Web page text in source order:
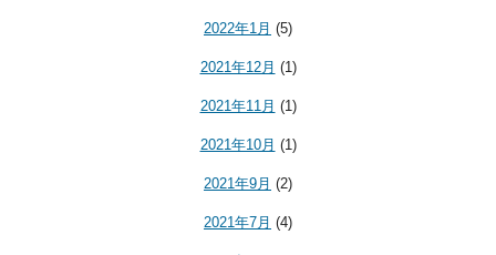
2022年1月 (5)
2021年12月 (1)
2021年11月 (1)
2021年10月 (1)
2021年9月 (2)
2021年7月 (4)